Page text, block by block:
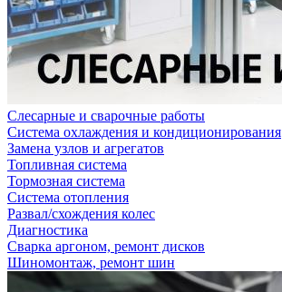
Слесарные и сварочные работы
Система охлаждения и кондиционирования
Замена узлов и агрегатов
Топливная система
Тормозная система
Система отопления
Развал/схождения колес
Диагностика
Сварка аргоном, ремонт дисков
Шиномонтаж, ремонт шин